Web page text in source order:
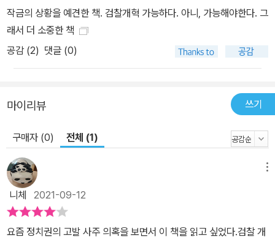
혁을 어떻게 할 것인가에 대한 논의도 담겨 있다. 검찰개혁은 다른 권
력기관의 개혁과 함께 이루어져야 하기 때문이다. 특히 검찰개혁은
경찰개혁과 함께 이뤄져야 한다고 저자는 말한다. 수사권·기소권 분
말한다. “검찰개혁이 성공적으로 완료된다면 우리는 민주사회의 자
율적인 기관으로 변신한 검찰을 보게 될 것이다. 민주사회의 영향을
받아 민주적으로 구성되고 권한도 민주적으로 행사하되 스스로 민주
사회의 발전에 기여하는 검찰, 정치적 중립과 자율성이 보장되고 적
정한 권한을 행사하되 외부의 견제를 받는 검찰, 과거를 반성하면서
겸손하고 인권적인 권력기관으로 변모한 검찰을 보게 될 것이다.” 한
국 사회는 지금 새로운 검찰개혁을 할 수 있느냐, 없느냐의 기로에 서
있다. 권력의 편에 서서 늘 한국의 민주주의를 거꾸로 돌리는 검찰의
모습을 더는 볼 수 없도록 해야 한국 사회가 더욱 단단해질 수 있다는
작금의 상황을 예견한 책. 검찰개혁 가능하다. 아니, 가능해야한다. 그
래서 더 소중한 책
공감 (2) 댓글 (0)
마이리뷰 쓰기
구매자 (0) 전체 (1)
니체 2021-09-12
요즘 정치권의 고발 사주 의혹을 보면서 이 책을 읽고 싶었다.검찰 개